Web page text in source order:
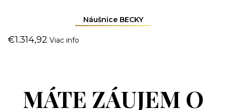
Náušnice BECKY
€1.314,92 Viac info
MÁTE ZÁUJEM O